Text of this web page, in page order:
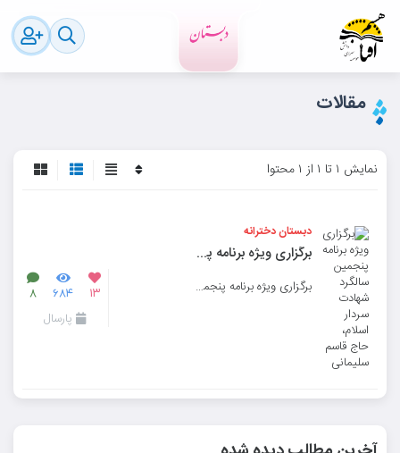
مقالات
نمایش ۱ تا ۱ از ۱ محتوا
دبستان دخترانه
برگزاری ویژه برنامه پنجمین سالگرد شهادت سردار اسلام، حاج قاسم سلیمانی
برگزاری ویژه برنامه پنجمین سالگرد شهادت سردار اسلام، حاج قاسم سلیمانی ۱۳ ۶۸۴ ۸
پارسال